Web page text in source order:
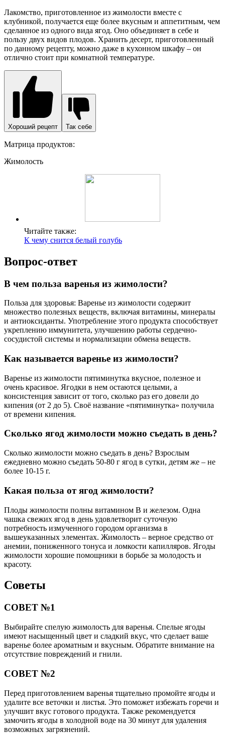
Лакомство, приготовленное из жимолости вместе с
клубникой, получается еще более вкусным и аппетитным, чем
сделанное из одного вида ягод. Оно объединяет в себе и
пользу двух видов плодов. Хранить десерт, приготовленный
по данному рецепту, можно даже в кухонном шкафу – он
отлично стоит при комнатной температуре.
Хороший рецепт Так себе
Матрица продуктов:
Жимолость
Читайте также:
К чему снится белый голубь
Вопрос-ответ
В чем польза варенья из жимолости?
Польза для здоровья: Варенье из жимолости содержит
множество полезных веществ, включая витамины, минералы
и антиоксиданты. Употребление этого продукта способствует
укреплению иммунитета, улучшению работы сердечно-
сосудистой системы и нормализации обмена веществ.
Как называется варенье из жимолости?
Варенье из жимолости пятиминутка вкусное, полезное и
очень красивое. Ягодки в нем остаются целыми, а
консистенция зависит от того, сколько раз его довели до
кипения (от 2 до 5). Своё название «пятиминутка» получила
от времени кипения.
Сколько ягод жимолости можно съедать в день?
Сколько жимолости можно съедать в день? Взрослым
ежедневно можно съедать 50-80 г ягод в сутки, детям же – не
более 10-15 г.
Какая польза от ягод жимолости?
Плоды жимолости полны витамином В и железом. Одна
чашка свежих ягод в день удовлетворит суточную
потребность измученного городом организма в
вышеуказанных элементах. Жимолость – верное средство от
анемии, пониженного тонуса и ломкости капилляров. Ягоды
жимолости хорошие помощники в борьбе за молодость и
красоту.
Советы
СОВЕТ №1
Выбирайте спелую жимолость для варенья. Спелые ягоды
имеют насыщенный цвет и сладкий вкус, что сделает ваше
варенье более ароматным и вкусным. Обратите внимание на
отсутствие повреждений и гнили.
СОВЕТ №2
Перед приготовлением варенья тщательно промойте ягоды и
удалите все веточки и листья. Это поможет избежать горечи и
улучшит вкус готового продукта. Также рекомендуется
замочить ягоды в холодной воде на 30 минут для удаления
возможных загрязнений.